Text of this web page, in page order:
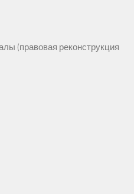
(правовая реконструкция